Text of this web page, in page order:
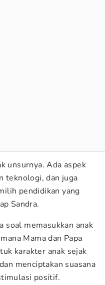
unsurnya. Ada aspek
teknologi, dan juga
pendidikan yang
Sandra.
soal memasukkan anak
Mama dan Papa
karakter anak sejak
menciptakan suasana
positif.